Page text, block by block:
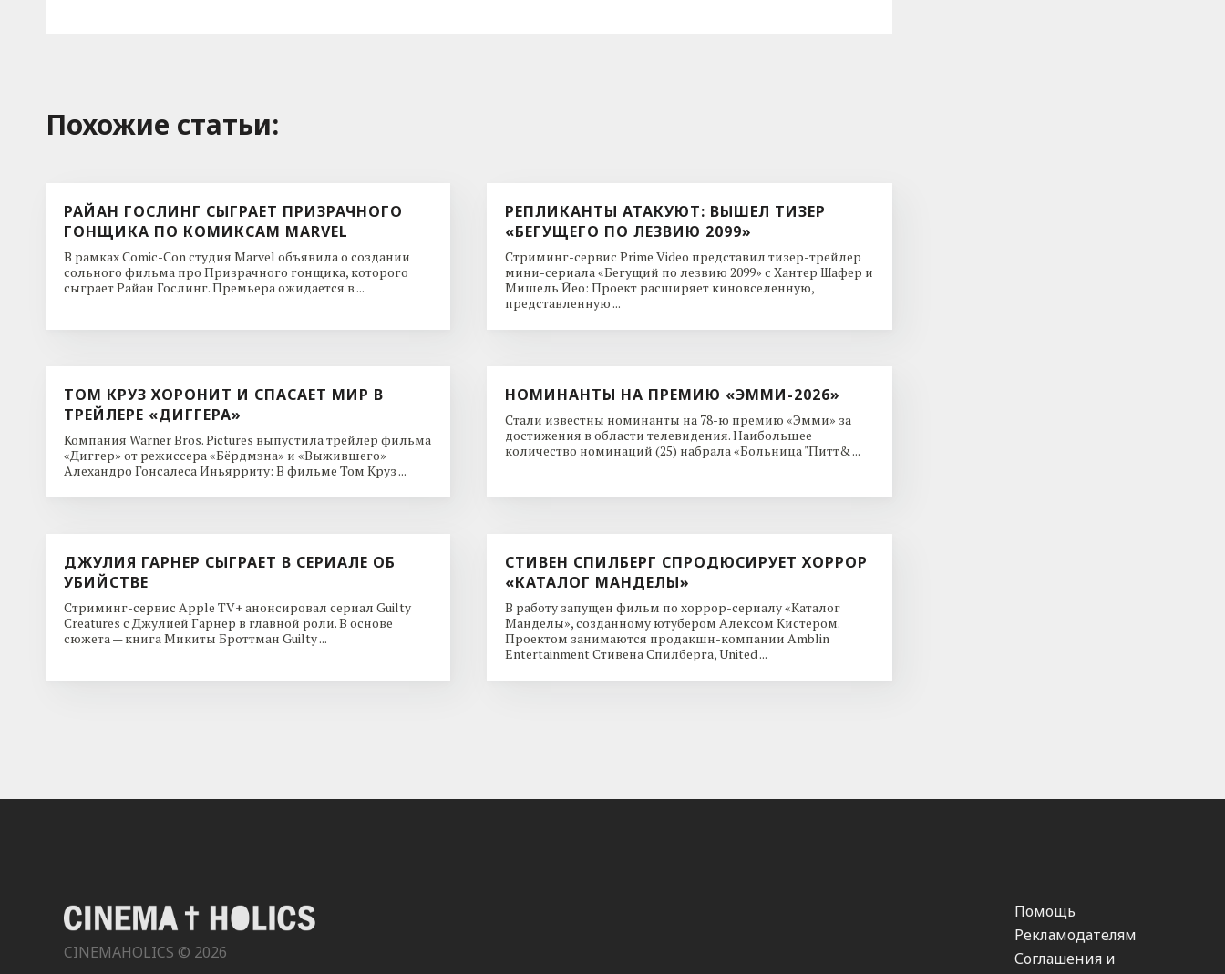
Похожие cтатьи:
РАЙАН ГОСЛИНГ СЫГРАЕТ ПРИЗРАЧНОГО
ГОНЩИКА ПО КОМИКСАМ MARVEL
В рамках Comic-Con студия Marvel объявила о создании
сольного фильма про Призрачного гонщика, которого
сыграет Райан Гослинг. Премьера ожидается в ...
РЕПЛИКАНТЫ АТАКУЮТ: ВЫШЕЛ ТИЗЕР
«БЕГУЩЕГО ПО ЛЕЗВИЮ 2099»
Стриминг-сервис Prime Video представил тизер-трейлер
мини-сериала «Бегущий по лезвию 2099» с Хантер Шафер и
Мишель Йео: Проект расширяет киновселенную,
представленную ...
ТОМ КРУЗ ХОРОНИТ И СПАСАЕТ МИР В
ТРЕЙЛЕРЕ «ДИГГЕРА»
Компания Warner Bros. Pictures выпустила трейлер фильма
«Диггер» от режиссера «Бёрдмэна» и «Выжившего»
Алехандро Гонсалеса Иньярриту: В фильме Том Круз ...
НОМИНАНТЫ НА ПРЕМИЮ «ЭММИ-2026»
Стали известны номинанты на 78-ю премию «Эмми» за
достижения в области телевидения. Наибольшее
количество номинаций (25) набрала «Больница "Питт& ...
ДЖУЛИЯ ГАРНЕР СЫГРАЕТ В СЕРИАЛЕ ОБ
УБИЙСТВЕ
Стриминг-сервис Apple TV+ анонсировал сериал Guilty
Creatures с Джулией Гарнер в главной роли. В основе
сюжета — книга Микиты Броттман Guilty ...
СТИВЕН СПИЛБЕРГ СПРОДЮСИРУЕТ ХОРРОР
«КАТАЛОГ МАНДЕЛЫ»
В работу запущен фильм по хоррор-сериалу «Каталог
Манделы», созданному ютубером Алексом Кистером.
Проектом занимаются продакшн-компании Amblin
Entertainment Стивена Спилберга, United ...
CINEMAHOLICS © 2026
Помощь
Рекламодателям
Соглашения и